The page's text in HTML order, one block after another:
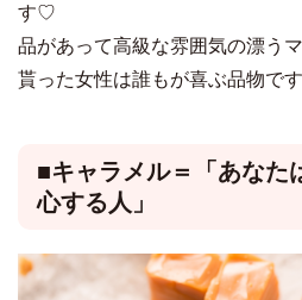
す♡
品があって高級な雰囲気の漂うマ
貰った女性は誰もが喜ぶ品物です
■キャラメル＝「あなた
心する人」